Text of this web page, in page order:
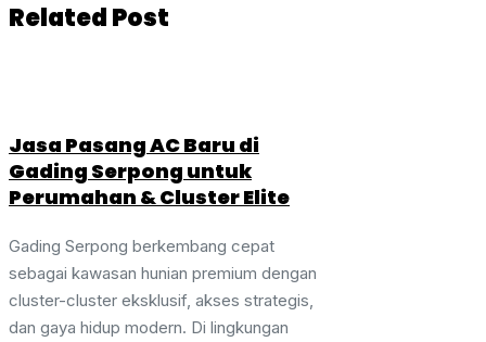
Related Post
Jasa Pasang AC Baru di
Gading Serpong untuk
Perumahan & Cluster Elite
Gading Serpong berkembang cepat
sebagai kawasan hunian premium dengan
cluster-cluster eksklusif, akses strategis,
dan gaya hidup modern. Di lingkungan